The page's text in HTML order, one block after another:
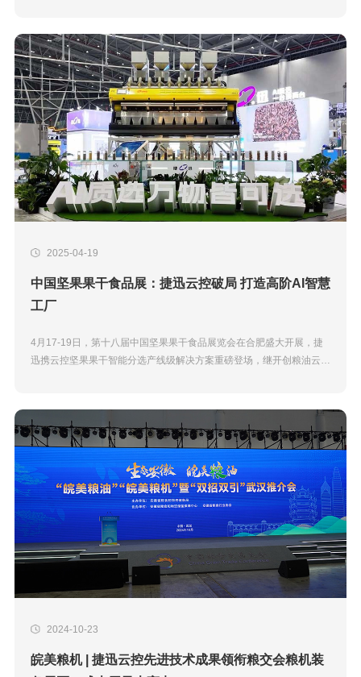
2025-04-19
中国坚果果干食品展：捷迅云控破局 打造高阶AI智慧
工厂
4月17-19日，第十八届中国坚果果干食品展览会在合肥盛大开展，捷
迅携云控坚果果干智能分选产线级解决方案重磅登场，继开创粮油云控
2024-10-23
皖美粮机 | 捷迅云控先进技术成果领衔粮交会粮机装